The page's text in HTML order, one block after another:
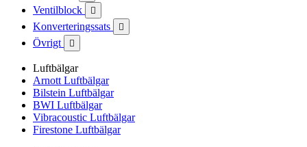
Ventilblock 
Konverteringssats 
Övrigt 
Luftbälgar
Arnott Luftbälgar
Bilstein Luftbälgar
BWI Luftbälgar
Vibracoustic Luftbälgar
Firestone Luftbälgar